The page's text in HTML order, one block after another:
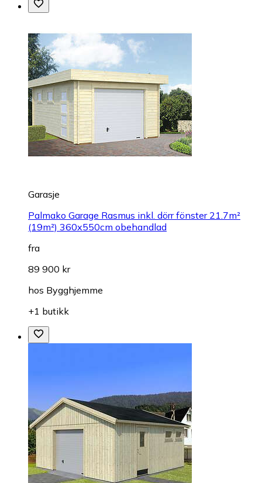
Garasje
Palmako Garage Rasmus inkl. dörr fönster 21.7m²
(19m²) 360x550cm obehandlad
fra
89 900 kr
hos Bygghjemme
+1 butikk